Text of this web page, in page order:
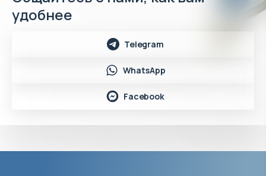
удобнее
Telegram
WhatsApp
Facebook